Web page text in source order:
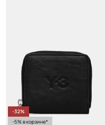
-32%
-5% в корзине*